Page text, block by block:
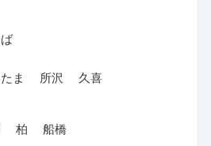
ま 所沢 久喜
柏 船橋